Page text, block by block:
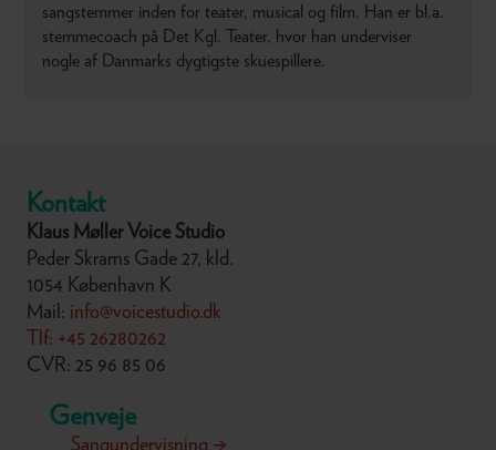
sangstemmer inden for teater, musical og film. Han er bl.a.
stemmecoach på Det Kgl. Teater, hvor han underviser
nogle af Danmarks dygtigste skuespillere.
Kontakt
Klaus Møller Voice Studio
Peder Skrams Gade 27, kld.
1054 København K
Mail: info@voicestudio.dk
Tlf: +45 26280262
CVR: 25 96 85 06
Genveje
Sangundervisning →